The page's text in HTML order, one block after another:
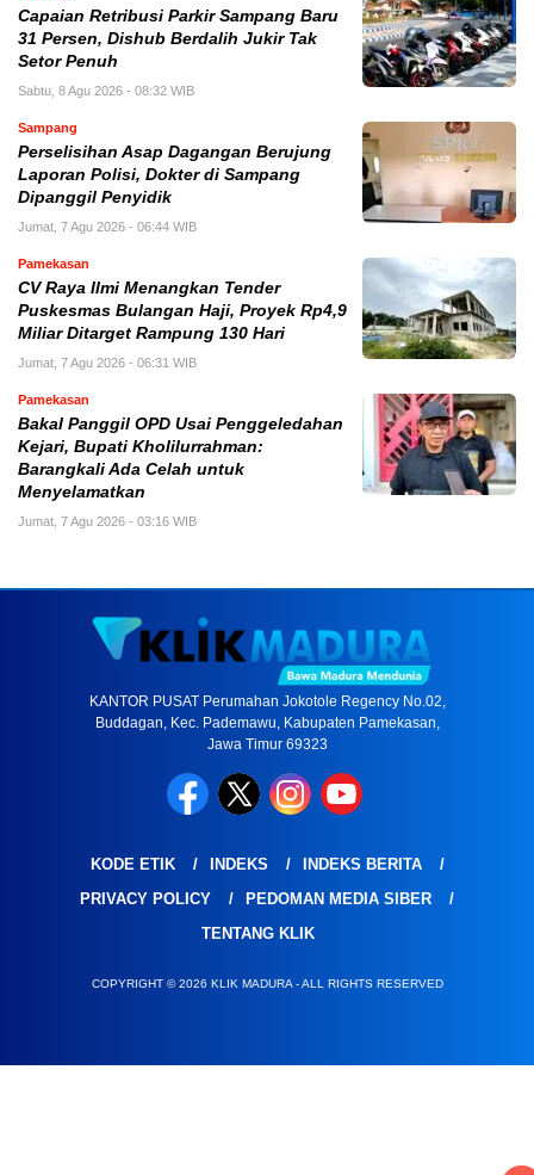
Capaian Retribusi Parkir Sampang Baru
31 Persen, Dishub Berdalih Jukir Tak
Setor Penuh
Sabtu, 8 Agu 2026 - 08:32 WIB
Sampang
Perselisihan Asap Dagangan Berujung
Laporan Polisi, Dokter di Sampang
Dipanggil Penyidik
Jumat, 7 Agu 2026 - 06:44 WIB
Pamekasan
CV Raya Ilmi Menangkan Tender
Puskesmas Bulangan Haji, Proyek Rp4,9
Miliar Ditarget Rampung 130 Hari
Jumat, 7 Agu 2026 - 06:31 WIB
Pamekasan
Bakal Panggil OPD Usai Penggeledahan
Kejari, Bupati Kholilurrahman:
Barangkali Ada Celah untuk
Menyelamatkan
Jumat, 7 Agu 2026 - 03:16 WIB
KANTOR PUSAT Perumahan Jokotole Regency No.02,
Buddagan, Kec. Pademawu, Kabupaten Pamekasan,
Jawa Timur 69323
KODE ETIK INDEKS
INDEKS BERITA
PRIVACY POLICY
PEDOMAN MEDIA SIBER
TENTANG KLIK
COPYRIGHT © 2026 KLIK MADURA - ALL RIGHTS RESERVED